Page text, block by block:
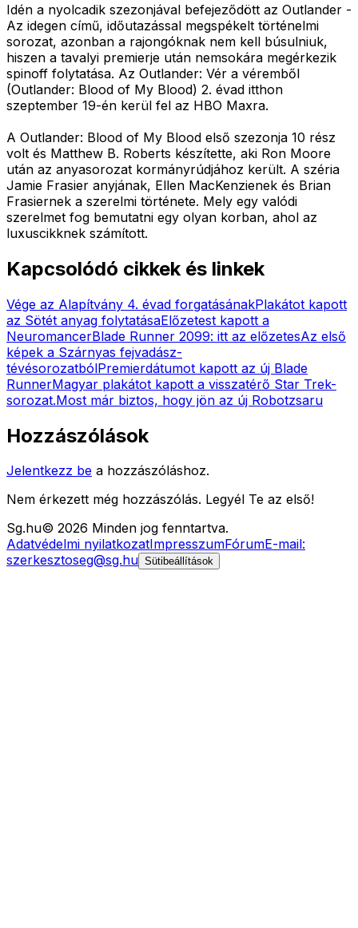
Idén a nyolcadik szezonjával befejeződött az Outlander -
Az idegen című, időutazással megspékelt történelmi
sorozat, azonban a rajongóknak nem kell búsulniuk,
hiszen a tavalyi premierje után nemsokára megérkezik
spinoff folytatása. Az Outlander: Vér a véremből
(Outlander: Blood of My Blood) 2. évad itthon
szeptember 19-én kerül fel az HBO Maxra.
A Outlander: Blood of My Blood első szezonja 10 rész
volt és Matthew B. Roberts készítette, aki Ron Moore
után az anyasorozat kormányrúdjához került. A széria
Jamie Frasier anyjának, Ellen MacKenzienek és Brian
Frasiernek a szerelmi története. Mely egy valódi
szerelmet fog bemutatni egy olyan korban, ahol az
luxuscikknek számított.
Kapcsolódó cikkek és linkek
Vége az Alapítvány 4. évad forgatásánakPlakátot kapott
az Sötét anyag folytatásaElőzetest kapott a
NeuromancerBlade Runner 2099: itt az előzetesAz első
képek a Szárnyas fejvadász-
tévésorozatbólPremierdátumot kapott az új Blade
RunnerMagyar plakátot kapott a visszatérő Star Trek-
sorozat.Most már biztos, hogy jön az új Robotzsaru
Hozzászólások
Jelentkezz be a hozzászóláshoz.
Nem érkezett még hozzászólás. Legyél Te az első!
Sg.hu© 2026 Minden jog fenntartva.
Adatvédelmi nyilatkozatImpresszumFórumE-mail:
szerkesztoseg@sg.hu Sütibeállítások